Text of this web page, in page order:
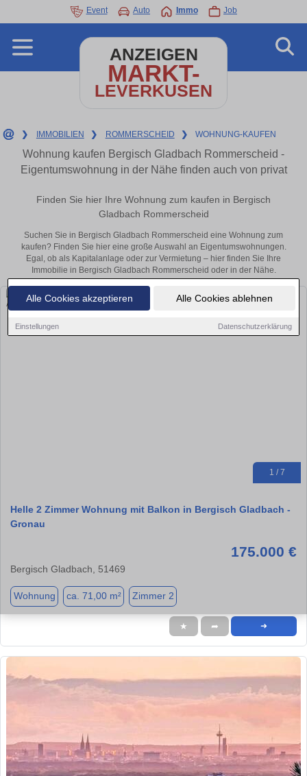
Alle Cookies akzeptieren Alle Cookies ablehnen
Einstellungen Datenschutzerklärung
Event Auto Immo Job
ANZEIGEN
MARKT-
LEVERKUSEN
❯ IMMOBILIEN ❯ ROMMERSCHEID ❯ WOHNUNG-KAUFEN
Wohnung kaufen Bergisch Gladbach Rommerscheid -
Eigentumswohnung in der Nähe finden auch von privat
Finden Sie hier Ihre Wohnung zum kaufen in Bergisch
Gladbach Rommerscheid
Suchen Sie in Bergisch Gladbach Rommerscheid eine Wohnung zum
kaufen? Finden Sie hier eine große Auswahl an Eigentumswohnungen.
Egal, ob als Kapitalanlage oder zur Vermietung – hier finden Sie Ihre
Immobilie in Bergisch Gladbach Rommerscheid oder in der Nähe.
1 / 7
Helle 2 Zimmer Wohnung mit Balkon in Bergisch Gladbach -
Gronau
175.000 €
Bergisch Gladbach, 51469
Wohnung ca. 71,00 m² Zimmer 2
★ ➦ ➜